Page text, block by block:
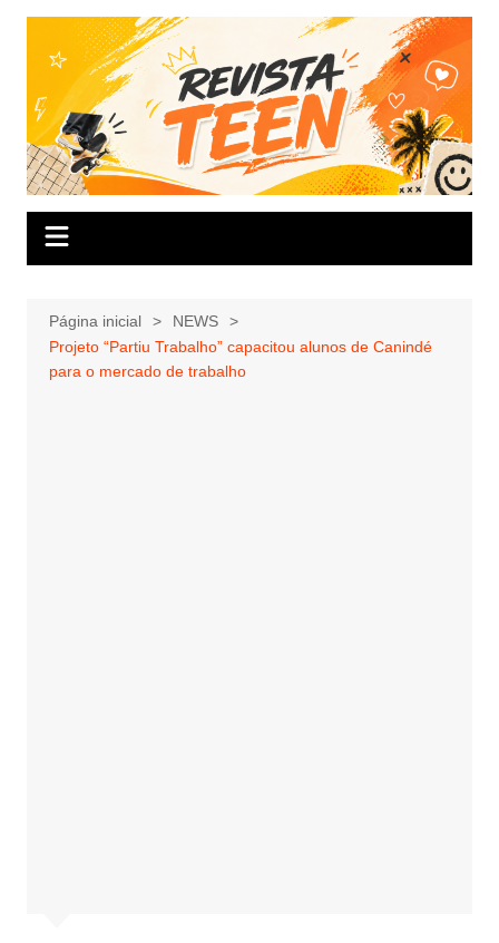
conteúdo
Página inicial
NEWS
Projeto “Partiu Trabalho” capacitou alunos de Canindé
para o mercado de trabalho